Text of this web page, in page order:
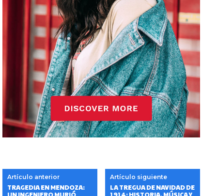
Artículo anterior
TRAGEDIA EN MENDOZA:
Artículo siguiente
LA TREGUA DE NAVIDAD DE